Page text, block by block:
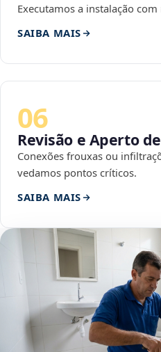
Executamos a instalação
SAIBA MAIS
06
Revisão e Aperto
Conexões frouxas ou
vedamos pontos críticos.
SAIBA MAIS